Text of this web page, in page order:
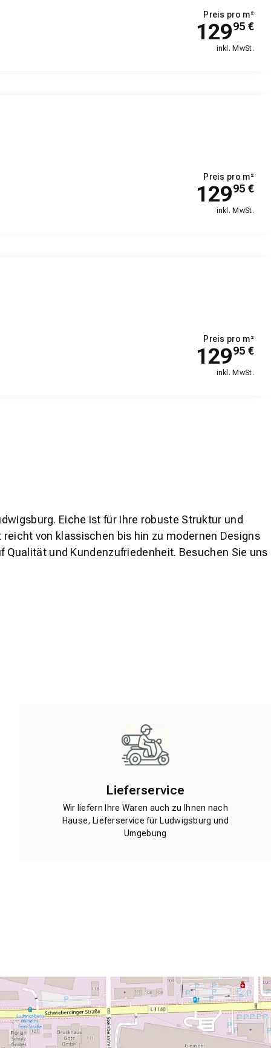
Preis pro m²
12995 €
inkl. MwSt.
Preis pro m²
12995 €
inkl. MwSt.
Preis pro m²
12995 €
inkl. MwSt.
Eiche ist für ihre robuste Struktur und
von klassischen bis hin zu modernen Designs
und Kundenzufriedenheit. Besuchen Sie uns
Lieferservice
Wir liefern Ihre Waren auch zu Ihnen nach
Hause, Lieferservice für Ludwigsburg und
Umgebung